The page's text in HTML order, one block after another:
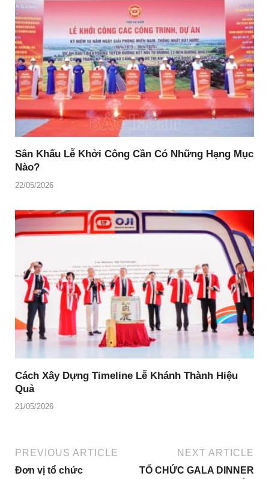
Sân Khấu Lễ Khởi Công Cần Có Những Hạng Mục
Nào?
22/05/2026
Cách Xây Dựng Timeline Lễ Khánh Thành Hiệu
Quả
21/05/2026
PREVIOUS ARTICLE
Đơn vị tổ chức
NEXT ARTICLE
TỔ CHỨC GALA DINNER